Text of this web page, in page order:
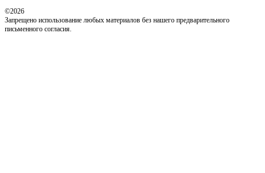
©2026
Запрещено использование любых материалов без нашего предварительного
письменного согласия.